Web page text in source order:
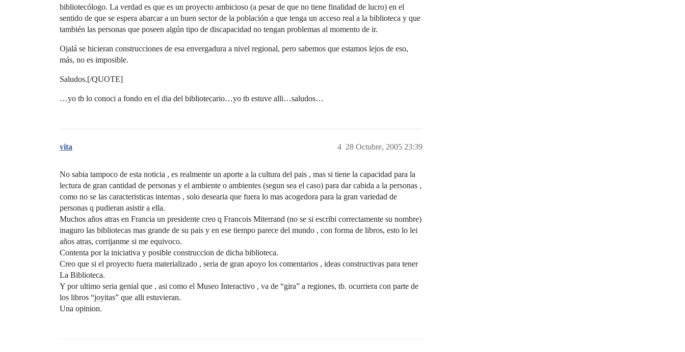
bibliotecólogo. La verdad es que es un proyecto ambicioso (a pesar de que no tiene finalidad de lucro) en el
sentido de que se espera abarcar a un buen sector de la población a que tenga un acceso real a la biblioteca y que
también las personas que poseen algún tipo de discapacidad no tengan problemas al momento de ir.
Ojalá se hicieran construcciones de esa envergadura a nivel regional, pero sabemos que estamos lejos de eso,
más, no es imposible.
Saludos.[/QUOTE]
…yo tb lo conoci a fondo en el dia del bibliotecario…yo tb estuve alli…saludos…
vita 28 Octubre, 2005 23:39
4
No sabia tampoco de esta noticia , es realmente un aporte a la cultura del pais , mas si tiene la capacidad para la
lectura de gran cantidad de personas y el ambiente o ambientes (segun sea el caso) para dar cabida a la personas ,
como no se las caracteristicas internas , solo desearia que fuera lo mas acogedora para la gran variedad de
personas q pudieran asistir a ella.
Muchos años atras en Francia un presidente creo q Francois Miterrand (no se si escribi correctamente su nombre)
inaguro las bibliotecas mas grande de su pais y en ese tiempo parece del mundo , con forma de libros, esto lo lei
años atras, corrijanme si me equivoco.
Contenta por la iniciativa y posible construccion de dicha biblioteca.
Creo que si el proyecto fuera materializado , seria de gran apoyo los comentarios , ideas constructivas para tener
La Biblioteca.
Y por ultimo seria genial que , asi como el Museo Interactivo , va de “gira” a regiones, tb. ocurriera con parte de
los libros “joyitas” que alli estuvieran.
Una opinion.